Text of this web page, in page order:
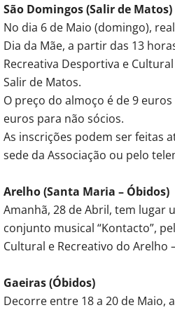
São Domingos (Salir de Matos)
No dia 6 de Maio (domingo),
Dia da Mãe, a partir das 13
Recreativa Desportiva e
Salir de Matos.
O preço do almoço é de 9
euros para não sócios.
As inscrições podem ser feitas
sede da Associação ou pelo
Arelho (Santa Maria – Óbidos)
Amanhã, 28 de Abril, tem lugar
conjunto musical “Kontacto”,
Cultural e Recreativo do Arelho
Gaeiras (Óbidos)
Decorre entre 18 a 20 de Maio,